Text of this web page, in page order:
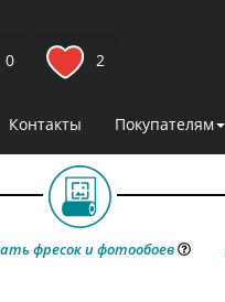
0 2
Контакты Покупателям
фресок и фотообоев